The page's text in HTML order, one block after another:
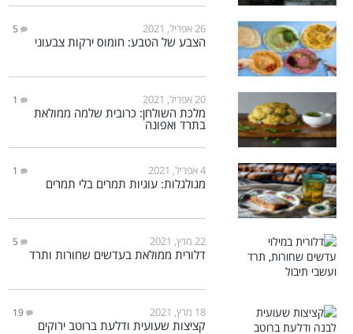
26 אפריל, 2021 5
הצבע של הטבע: חומוס ירקות צבעוני
20 אפריל, 2021 1
מלכת השולחן: כרובית שלמה ממולאת
בתרד ואפונה
4 אפריל, 2021 1
מגולגלות: עוגיות תמרים בלי תמרים
22 מרץ, 2021 5
דלורית ממולאת בעדשים שחורות ותרד
18 מרץ, 2021 19
קציצות שעועית ודלעת ברוטב ירוקים